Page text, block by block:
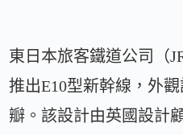
東日本旅客鐵道公司（
推出E10型新幹線，外
瓣。該設計由英國設計